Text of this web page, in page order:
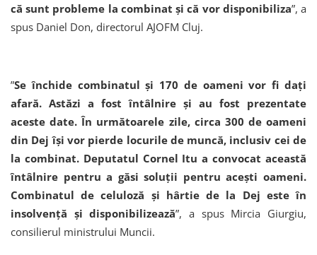
că sunt probleme la combinat și că vor disponibiliza”, a
spus Daniel Don, directorul AJOFM Cluj.
”Se închide combinatul și 170 de oameni vor fi dați
afară. Astăzi a fost întâlnire și au fost prezentate
aceste date. În următoarele zile, circa 300 de oameni
din Dej își vor pierde locurile de muncă, inclusiv cei de
la combinat. Deputatul Cornel Itu a convocat această
întâlnire pentru a găsi soluții pentru acești oameni.
Combinatul de celuloză și hârtie de la Dej este în
insolvență și disponibilizează”, a spus Mircia Giurgiu,
consilierul ministrului Muncii.